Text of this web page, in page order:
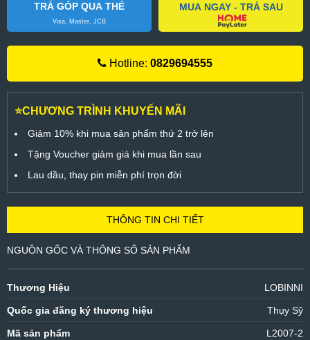
TRẢ GÓP QUA THẺ
Visa, Master, JCB
MUA NGAY - TRẢ SAU
Hotline: 0829694555
⭐CHƯƠNG TRÌNH KHUYẾN MÃI
Giảm 10% khi mua sản phẩm thứ 2 trở lên
Tặng Voucher giảm giá khi mua lần sau
Lau dầu, thay pin miễn phí trọn đời
THÔNG TIN CHI TIẾT
NGUỒN GỐC VÀ THÔNG SỐ SẢN PHẨM
Thương Hiệu LOBINNI
Quốc gia đăng ký thương hiệu Thụy Sỹ
Mã sản phẩm L2007-2